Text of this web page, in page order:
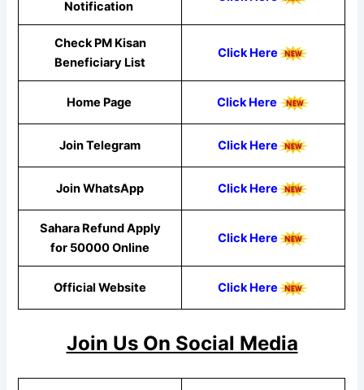
Notification
Check PM Kisan
Beneficiary List
Click Here
Home Page Click Here
Join Telegram Click Here
Join WhatsApp Click Here
Sahara Refund Apply
for 50000 Online
Click Here
Official Website Click Here
Join Us On Social Media